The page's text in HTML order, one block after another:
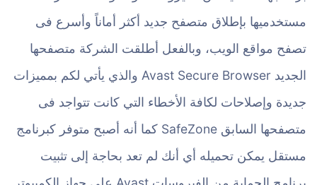
مستخدميها بإطلاق متصفح جديد أكثر أماناً وأسرع فى
تصفح مواقع الويب، وبالفعل أطلقت الشركة متصفحها
الجديد Avast Secure Browser والذي يأتي لكم بمميزات
جديدة وإصلاحات لكافة الأخطاء التي كانت تتواجد فى
متصفحها السابق SafeZone كما أنه أصبح متوفر كبرنامج
مستقل يمكن تحميله أي أنك لم تعد بحاجة إلى تثبيت